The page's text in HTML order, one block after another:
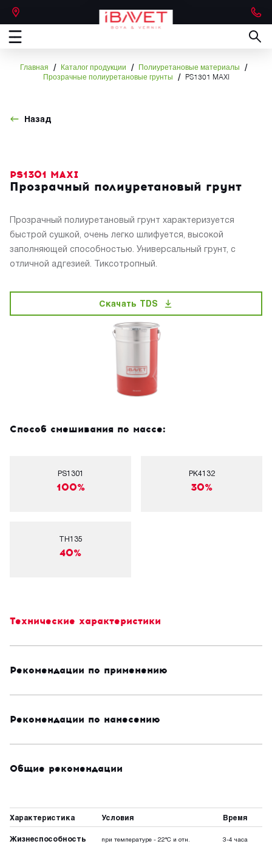
Главная / Каталог продукции / Полиуретановые материалы /
Прозрачные полиуретановые грунты / PS1301 MAXI
Назад
PS1301 MAXI
Прозрачный полиуретановый грунт
Прозрачный полиуретановый грунт характеризуется
быстрой сушкой, очень легко шлифуется, высокой
заполняющей способностью. Универсальный грунт, с
отличной адгезией. Тиксотропный.
Скачать TDS
Способ смешивания по массе:
PS1301
100%
PK4132
30%
TH135
40%
Технические характеристики
Рекомендации по применению
Рекомендации по нанесению
Общие рекомендации
Характеристика Условия Время
Жизнеспособность
при температуре - 22°C и отн.
3-4 часа